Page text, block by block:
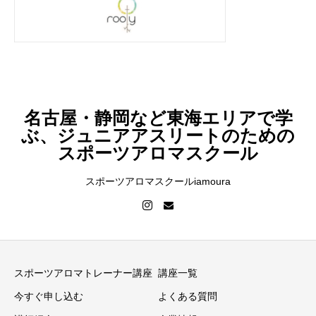
名古屋・静岡など東海エリアで学
ぶ、ジュニアアスリートのための
スポーツアロマスクール
スポーツアロマスクールiamoura
スポーツアロマトレーナー講座 講座一覧
今すぐ申し込む よくある質問